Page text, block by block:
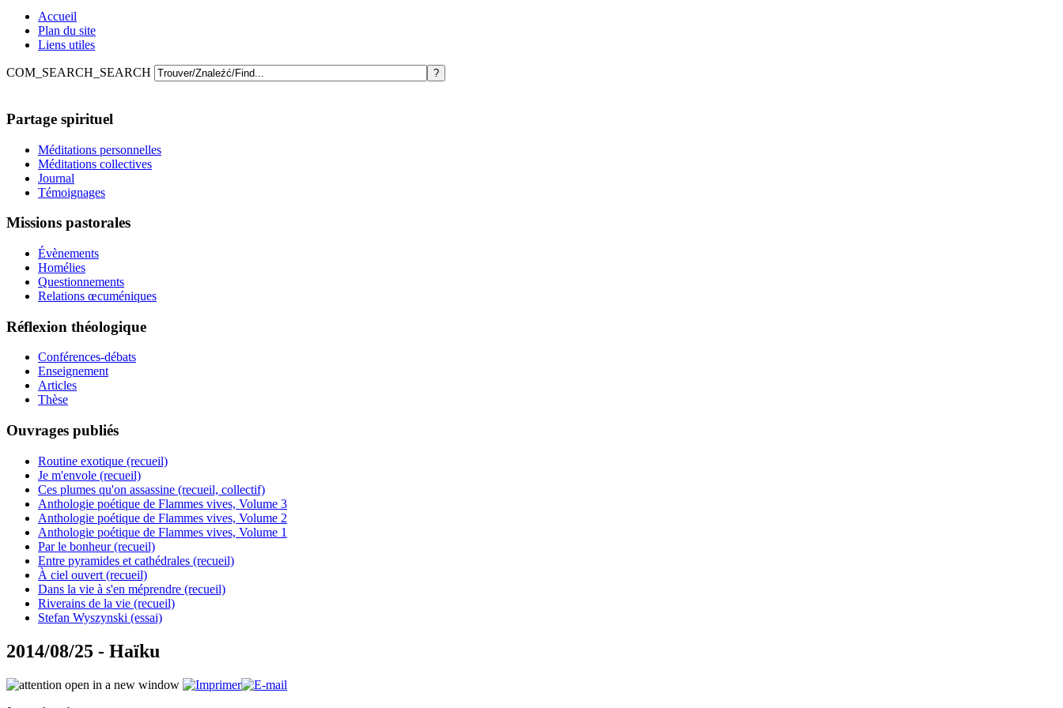
Accueil
Plan du site
Liens utiles
COM_SEARCH_SEARCH
Partage spirituel
Méditations personnelles
Méditations collectives
Journal
Témoignages
Missions pastorales
Évènements
Homélies
Questionnements
Relations œcuméniques
Réflexion théologique
Conférences-débats
Enseignement
Articles
Thèse
Ouvrages publiés
Routine exotique (recueil)
Je m'envole (recueil)
Ces plumes qu'on assassine (recueil, collectif)
Anthologie poétique de Flammes vives, Volume 3
Anthologie poétique de Flammes vives, Volume 2
Anthologie poétique de Flammes vives, Volume 1
Par le bonheur (recueil)
Entre pyramides et cathédrales (recueil)
À ciel ouvert (recueil)
Dans la vie à s'en méprendre (recueil)
Riverains de la vie (recueil)
Stefan Wyszynski (essai)
2014/08/25 - Haïku